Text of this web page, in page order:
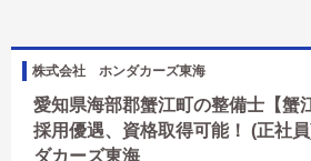
株式会社 ホンダカーズ東海
愛知県海部郡蟹江町の整備士【蟹
採用優遇、資格取得可能！ (正社
ダカーズ東海